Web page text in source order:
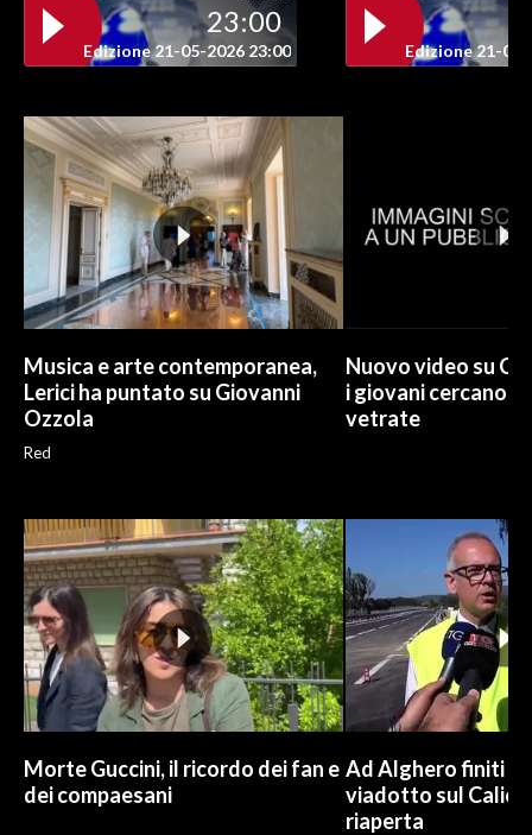
SPIAGGE
STORE
23:00
Edizione 21-05-2026 23:00 Edizione 21-05-
Musica e arte contemporanea,
Lerici ha puntato su Giovanni
Ozzola
Red
Nuovo video su
i giovani cercano
vetrate
Morte Guccini, il ricordo dei fan e
dei compaesani
Ad Alghero finiti i
viadotto sul
riaperta